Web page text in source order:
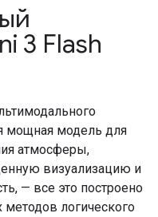
3 Flash
мощная модель для
атмосферы,
визуализацию и
— все это построено
логического